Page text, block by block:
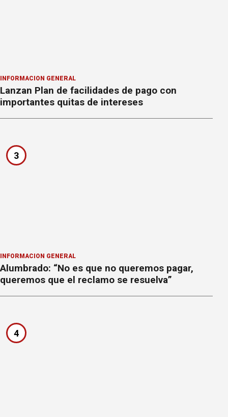
INFORMACION GENERAL
Lanzan Plan de facilidades de pago con
importantes quitas de intereses
3
INFORMACION GENERAL
Alumbrado: “No es que no queremos pagar,
queremos que el reclamo se resuelva”
4